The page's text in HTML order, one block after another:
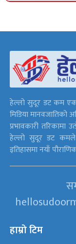
हेल्लो सुदूर डट कम एकल
मिडिया मानवजातिको
प्रभावकारी तरिकामा
हेल्लो सुदूर डट कमले
इतिहासमा नयाँ
हाम्रो टिम